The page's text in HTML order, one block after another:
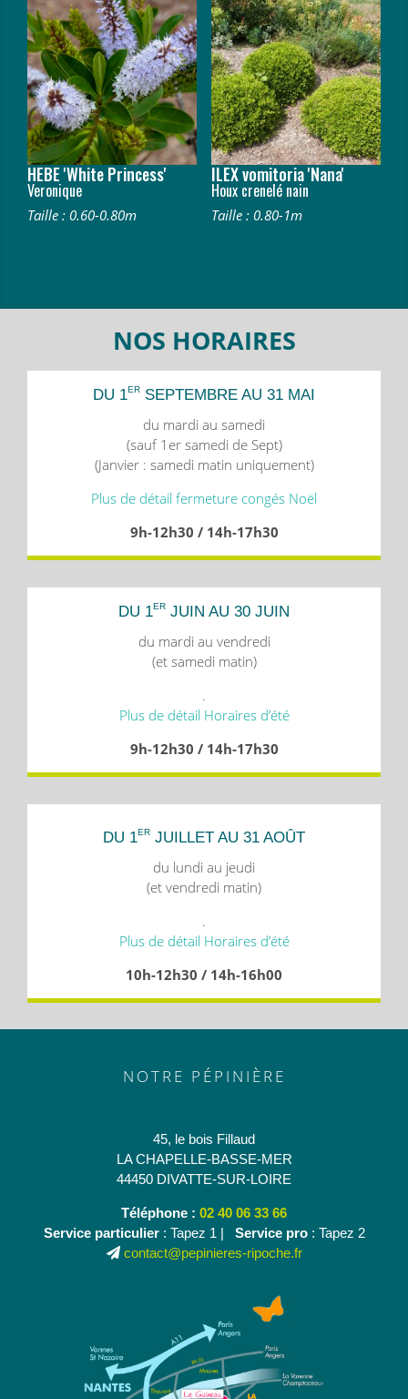
HEBE 'White Princess'
Veronique
Taille : 0.60-0.80m
ILEX vomitoria 'Nana'
Houx crenelé nain
Taille : 0.80-1m
NOS HORAIRES
DU 1ER SEPTEMBRE AU 31 MAI
du mardi au samedi
(sauf 1er samedi de Sept)
(Janvier : samedi matin uniquement)
Plus de détail fermeture congés Noël
9h-12h30 / 14h-17h30
DU 1ER JUIN AU 30 JUIN
du mardi au vendredi
(et samedi matin)
.
Plus de détail Horaires d’été
9h-12h30 / 14h-17h30
DU 1ER JUILLET AU 31 AOÛT
du lundi au jeudi
(et vendredi matin)
.
Plus de détail Horaires d’été
10h-12h30 / 14h-16h00
NOTRE PÉPINIÈRE
45, le bois Fillaud
LA CHAPELLE-BASSE-MER
44450 DIVATTE-SUR-LOIRE
Téléphone : 02 40 06 33 66
Service particulier: Tapez 1 | Service pro: Tapez 2
contact@pepinieres-ripoche.fr